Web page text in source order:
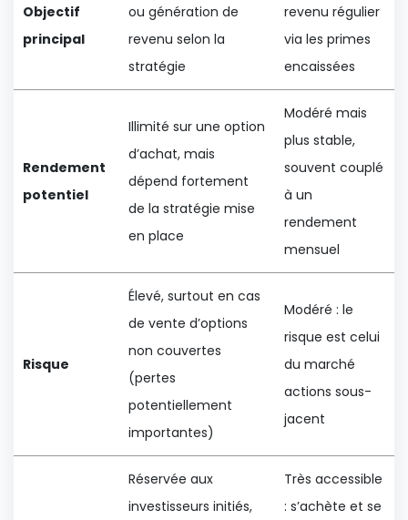
Objectif
principal
ou génération de
revenu selon la
stratégie
revenu régulier
via les primes
encaissées
Rendement
potentiel
Illimité sur une option
d’achat, mais
dépend fortement
de la stratégie mise
en place
Modéré mais
plus stable,
souvent couplé
à un
rendement
mensuel
Risque
Élevé, surtout en cas
de vente d’options
non couvertes
(pertes
potentiellement
importantes)
Modéré : le
risque est celui
du marché
actions sous-
jacent
Réservée aux
investisseurs initiés,
Très accessible
: s’achète et se